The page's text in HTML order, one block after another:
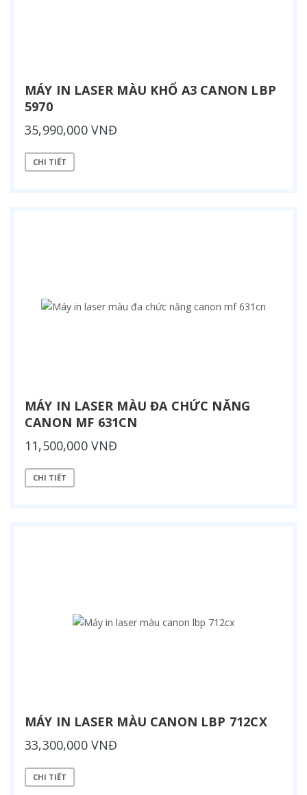
MÁY IN LASER MÀU KHỔ A3 CANON LBP
5970
35,990,000 VNĐ
CHI TIẾT
MÁY IN LASER MÀU ĐA CHỨC NĂNG
CANON MF 631CN
11,500,000 VNĐ
CHI TIẾT
MÁY IN LASER MÀU CANON LBP 712CX
33,300,000 VNĐ
CHI TIẾT